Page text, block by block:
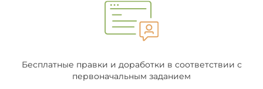
Бесплатные правки и доработки в соответствии с
первоначальным заданием